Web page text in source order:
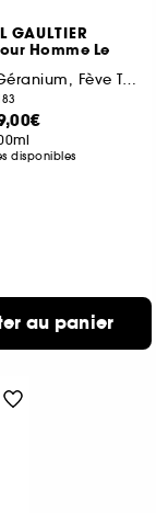
GAULTIER
Homme Le
Notes de Géranium, Fève Tonka, Bois de Santal
disponibles
au panier